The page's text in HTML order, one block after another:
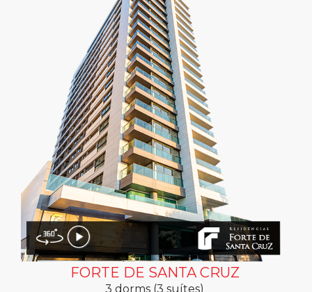
FORTE DE SANTA CRUZ
3 dorms (3 suítes)